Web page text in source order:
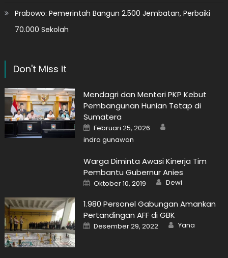
Prabowo: Pemerintah Bangun 2.500 Jembatan, Perbaiki
70.000 Sekolah
Don't Miss it
Mendagri dan Menteri PKP Kebut
Pembangunan Hunian Tetap di
Sumatera
Posted
on
Februari 25, 2026
indra gunawan
Warga Diminta Awasi Kinerja Tim
Pembantu Gubernur Anies
Posted
on
Oktober 10, 2019 Author
Dewi
1.980 Personel Gabungan Amankan
Pertandingan AFF di GBK
Posted
on
Desember 29, 2022 Author
Yana